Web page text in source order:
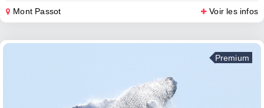
Mont Passot Voir les infos
Premium